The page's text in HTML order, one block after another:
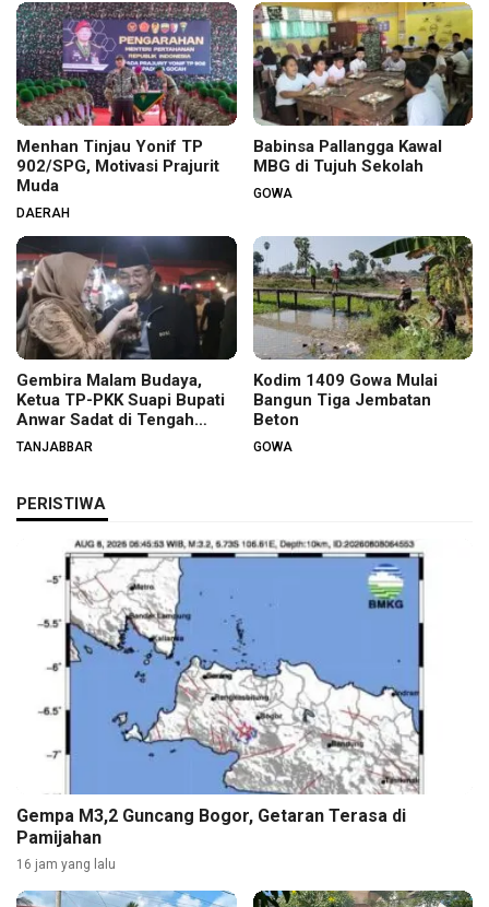
Menhan Tinjau Yonif TP
902/SPG, Motivasi Prajurit
Muda
DAERAH
Babinsa Pallangga Kawal
MBG di Tujuh Sekolah
GOWA
Gembira Malam Budaya,
Ketua TP-PKK Suapi Bupati
Anwar Sadat di Tengah
Warga
TANJABBAR
Kodim 1409 Gowa Mulai
Bangun Tiga Jembatan
Beton
GOWA
PERISTIWA
Gempa M3,2 Guncang Bogor, Getaran Terasa di
Pamijahan
16 jam yang lalu